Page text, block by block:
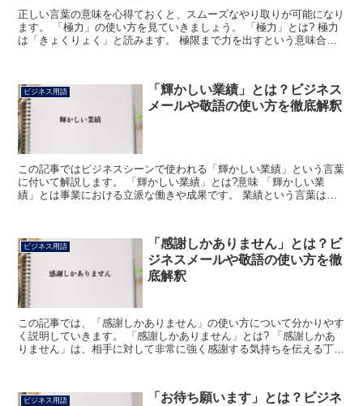
正しい言葉の意味を心得ておくと、スムーズなやり取りが可能になり
ます。 「極力」の使い方を見ていきましょう。 「極力」とは? 極力
は「きょくりょく」と読みます。 極限まで力を出すという意味合い
ビジネス用語
「輝かしい業績」とは？ビジネス
メールや敬語の使い方を徹底解釈
この記事ではビジネスシーンで使われる「輝かしい業績」という言葉
に付いて解説します。 「輝かしい業績」とは?意味 「輝かしい業
績」とは事業における立派な働きや成果です。 業績という言葉は認
ビジネス用語
「感謝しかありません」とは？ビ
ジネスメールや敬語の使い方を徹
底解釈
この記事では、「感謝しかありません」の使い方について分かりやす
く説明していきます。 「感謝しかありません」とは? 「感謝しかあ
りません」は、相手に対して非常に強く感謝する気持ちを伝える丁寧
ビジネス用語
「お待ち願います」とは？ビジネ